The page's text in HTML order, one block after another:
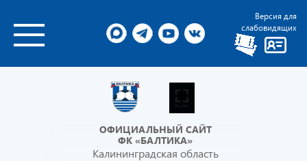
Версия для
слабовидящих
ОФИЦИАЛЬНЫЙ САЙТ
ФК «БАЛТИКА»
Калининградская область